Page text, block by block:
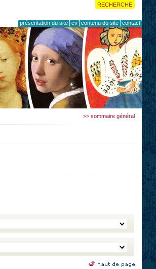
RECHERCHE
présentation du site cv contenu du site contact
>> sommaire général